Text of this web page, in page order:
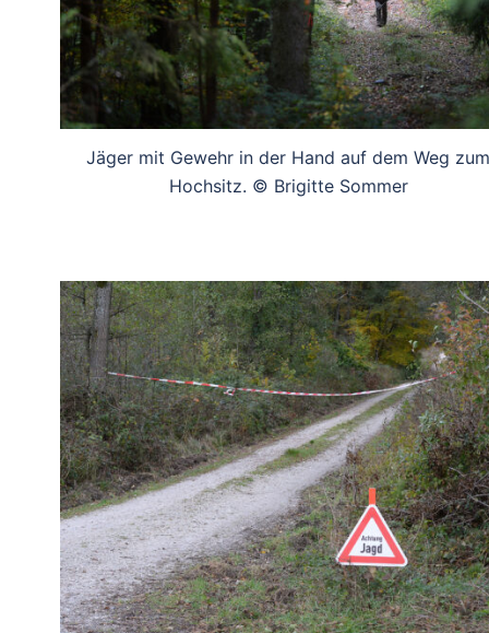
Jäger mit Gewehr in der Hand auf dem Weg zum
Hochsitz. © Brigitte Sommer